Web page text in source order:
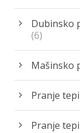
Dubinsko
(6)
Mašinsko
Pranje
Pranje